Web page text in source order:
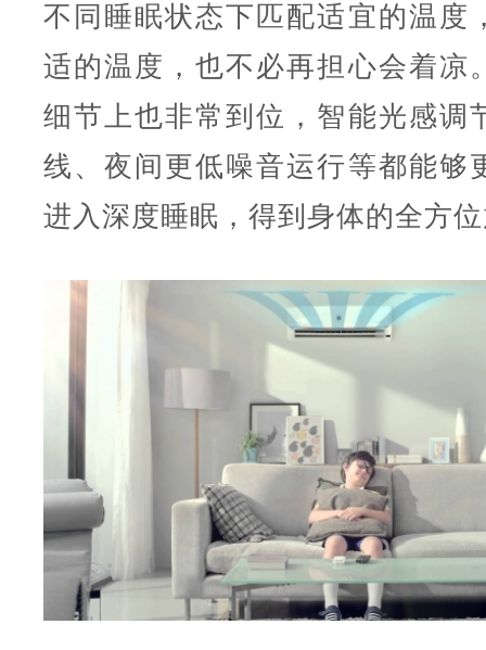
不同睡眠状态下匹配适宜的温度
适的温度，也不必再担心会着凉
细节上也非常到位，智能光感调
线、夜间更低噪音运行等都能够
进入深度睡眠，得到身体的全方